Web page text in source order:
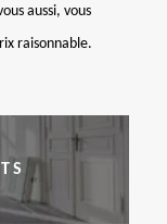
aussi, vous
raisonnable.